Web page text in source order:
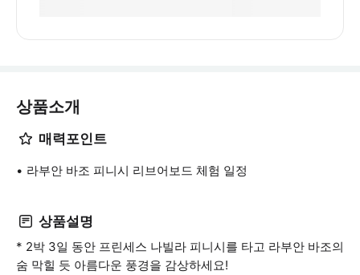
상품소개
매력포인트
라부안 바조 피니시 리브어보드 체험 일정
상품설명
* 2박 3일 동안 프린세스 나빌라 피니시를 타고 라부안 바조의
숨 막힐 듯 아름다운 풍경을 감상하세요!